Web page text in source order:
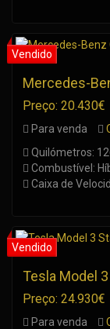
Mercedes-
Preço: 20.430€
Para venda
Quilómetros:
Combustível:
Caixa de
Tesla Model
Preço: 24.930€
Para venda